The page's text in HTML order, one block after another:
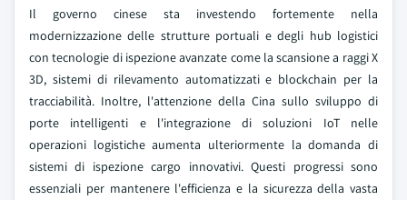
Il governo cinese sta investendo fortemente nella
modernizzazione delle strutture portuali e degli hub logistici
con tecnologie di ispezione avanzate come la scansione a raggi X
3D, sistemi di rilevamento automatizzati e blockchain per la
tracciabilità. Inoltre, l'attenzione della Cina sullo sviluppo di
porte intelligenti e l'integrazione di soluzioni IoT nelle
operazioni logistiche aumenta ulteriormente la domanda di
sistemi di ispezione cargo innovativi. Questi progressi sono
essenziali per mantenere l'efficienza e la sicurezza della vasta